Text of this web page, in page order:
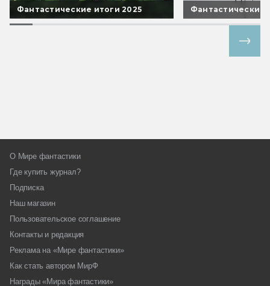
Фантастические итоги 2025 Фантастические
О Мире фантастики
Где купить журнал?
Подписка
Наш магазин
Пользовательское соглашение
Контакты и редакция
Реклама на «Мире фантастики»
Как стать автором МирФ
Награды «Мира фантастики»